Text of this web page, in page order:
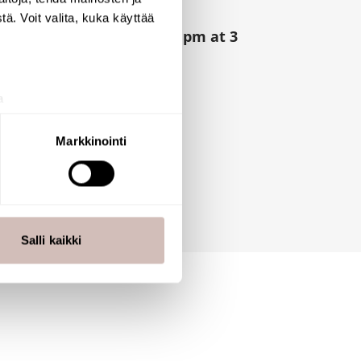
Voit valita, kuka käyttää
. Voit muuttaa
alan
tietoja muihin tietoihin, joita
Markkinointi
Salli kaikki
rate regulation at 6 lpm at 3